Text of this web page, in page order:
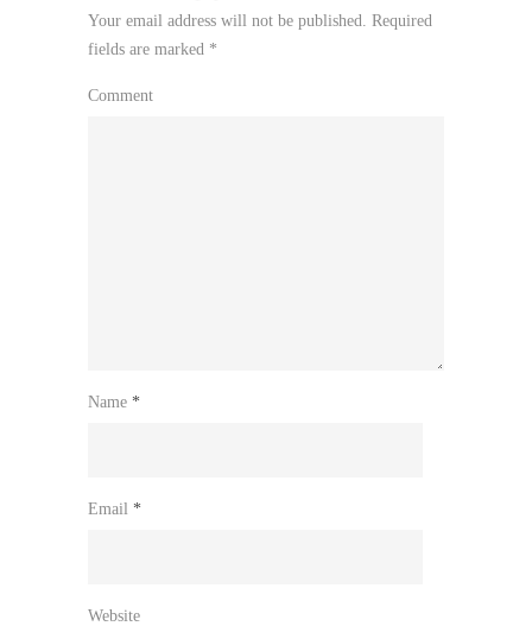
Your email address will not be published. Required
fields are marked *
Comment
Name *
Email *
Website